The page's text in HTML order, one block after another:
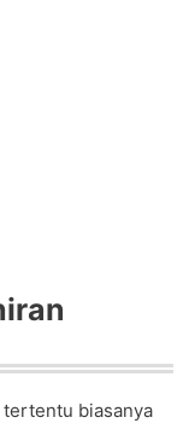
tertentu biasanya